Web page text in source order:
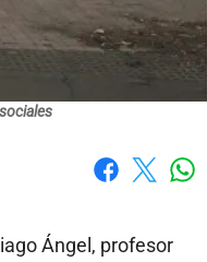
Ángel, profesor